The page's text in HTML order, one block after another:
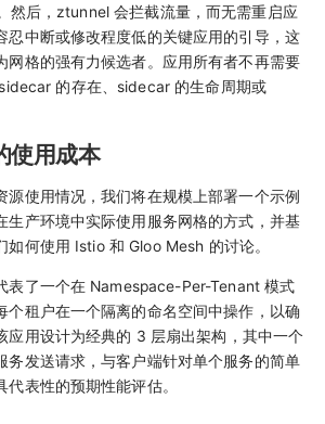
然后，ztunnel 会拦截流量，而无需重启应
忍中断或修改程度低的关键应用的引导，这
网格的强有力候选者。应用所有者不再需要
的存在、sidecar 的生命周期或
使用成本
源使用情况，我们将在规模上部署一个示例
生产环境中实际使用服务网格的方式，并基
如何使用 Istio 和 Gloo Mesh 的讨论。
表了一个在 Namespace-Per-Tenant 模式
个租户在一个隔离的命名空间中操作，以确
应用设计为经典的 3 层扇出架构，其中一个
务发送请求，与客户端针对单个服务的简单
表性的预期性能评估。